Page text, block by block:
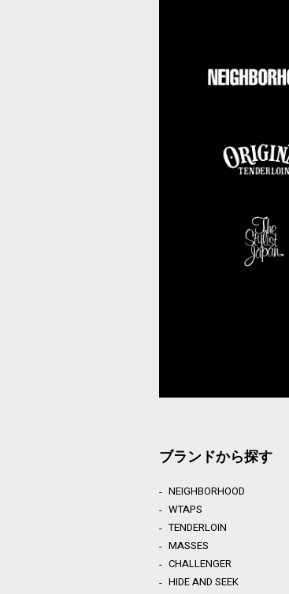
ブランドから探す
NEIGHBORHOOD
WTAPS
TENDERLOIN
MASSES
CHALLENGER
HIDE AND SEEK